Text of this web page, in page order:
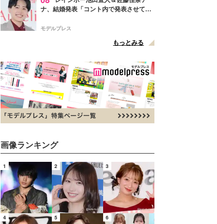
ナ、結婚発表「コント内で発表させてい
点変更のため
モデルプレス
もっとみる
画像ランキング
1 2 3
4 5 6